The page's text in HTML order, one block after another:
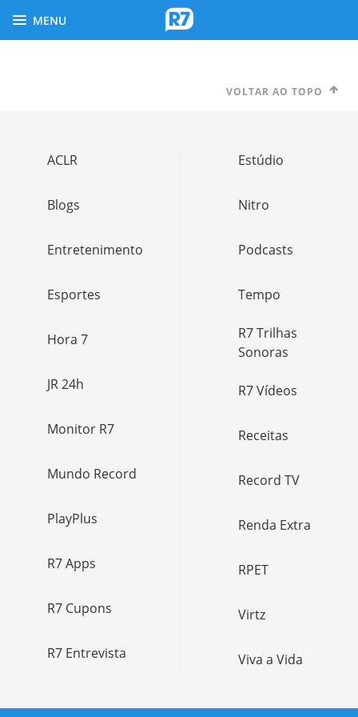
MENU
VOLTAR AO TOPO
ACLR
Blogs
Entretenimento
Esportes
Hora 7
JR 24h
Monitor R7
Mundo Record
PlayPlus
R7 Apps
R7 Cupons
R7 Entrevista
Estúdio
Nitro
Podcasts
Tempo
R7 Trilhas
Sonoras
R7 Vídeos
Receitas
Record TV
Renda Extra
RPET
Virtz
Viva a Vida